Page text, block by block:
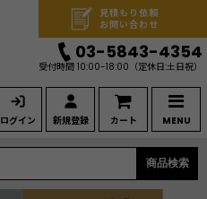
ログイン 新規登録 カート MENU
見積もり依頼
お問い合わせ
03-5843-4354
受付時間 10:00-18:00 （定休日:土日祝）
商品検索